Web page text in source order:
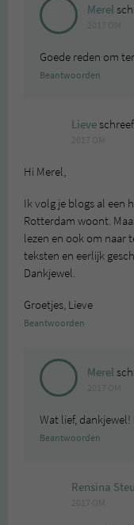
Merel
Goede reden om
Beantwoorden
Lieve
Hi Merel,
Ik volg je blogs al een
Rotterdam woont.
lezen en ook om naar
teksten en eerlijk
Dankjewel.
Groetjes, Lieve
Beantwoorden
Merel
Wat lief, dankjewel!
Beantwoorden
Rensina